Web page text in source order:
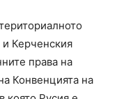
Керченския
права на
Конвенцията на